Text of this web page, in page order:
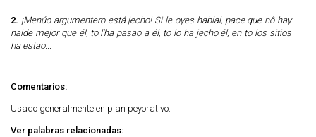
2. ¡Menúo argumentero está jecho! Si le oyes hablal, pace que nô hay
naide mejor que él, to l'ha pasao a él, to lo ha jecho él, en to los sitios
ha estao...
Comentarios:
Usado generalmente en plan peyorativo.
Ver palabras relacionadas: